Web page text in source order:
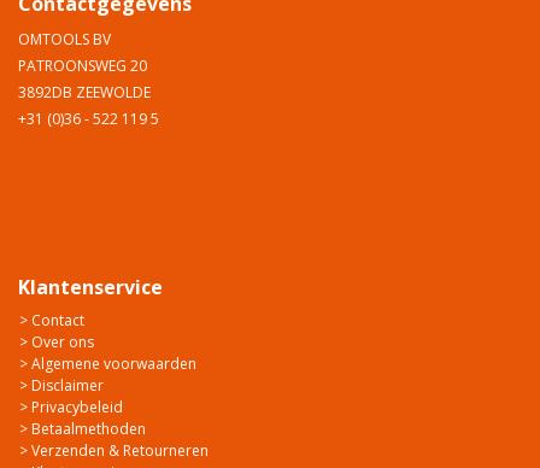
OMTOOLS BV
PATROONSWEG 20
3892DB ZEEWOLDE
+31 (0)36 - 522 119 5
Klantenservice
> Contact
> Over ons
> Algemene voorwaarden
> Disclaimer
> Privacybeleid
> Betaalmethoden
> Verzenden & Retourneren